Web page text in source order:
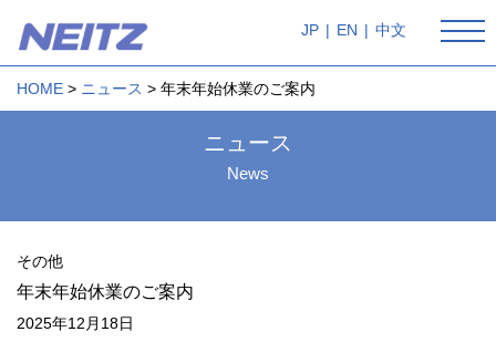
JP | EN | 中文
HOME ニュース 年末年始休業のご案内
ニュース
News
その他
年末年始休業のご案内
2025年12月18日